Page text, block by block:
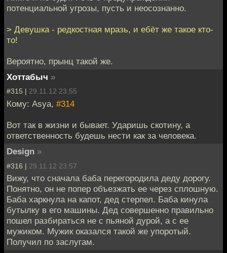
потенциальной угрозы, пусть и неосознанно.
> Девушка - редкостная мразь, и ебёт же такое кто-
то!
Вероятно, прынц такой же.
Хоттабыч »
#315 | 29.11.12 23:55
Кому: Asya, #314
Вот так в жизни и бывает. Ударишь скотину, а
ответственность будешь нести как за человека.
Design »
#316 | 29.11.12 23:57
Вижу, что сначала баба перегородила деду дорогу.
Понятно, он не попер объезжать ее через сплошную.
Баба харкнула на капот, дед стерпел. Баба кинула
бутылку в его машины. Дед совершенно правильно
пошел разбираться не с пьяной дурой, а с ее
мужиком. Мужик оказался такой же упоротый.
Получил по заслугам.